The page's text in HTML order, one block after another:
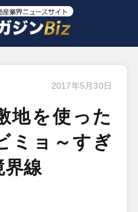
2017年5月30日
地を使った
ミョ～すぎ
界線